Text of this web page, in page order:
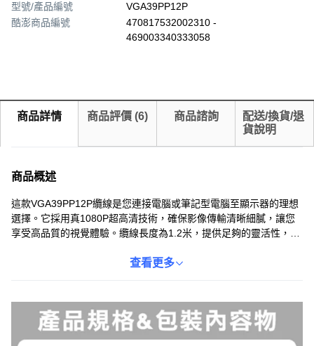
型號/產品編號
VGA39PP12P
酷澎商品編號
470817532002310 -
469003340333058
商品詳情 商品評價 (6) 商品諮詢
配送/換貨/退
貨說明
商品概述
這款VGA39PP12P纜線是您連接電腦或筆記型電腦至顯示器的理想
選擇。它採用真1080P超高清技術，確保影像傳輸清晰細膩，讓您
享受高品質的視覺體驗。纜線長度為1.2米，提供足夠的靈活性，方
擾，保證訊號傳輸的穩定性。無論是工作還是娛樂，這款VGA纜線
查看更多